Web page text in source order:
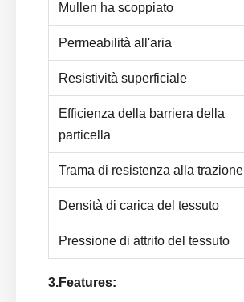
Mullen ha scoppiato
Permeabilità all'aria
Resistività superficiale
Efficienza della barriera della
particella
Trama di resistenza alla trazione
Densità di carica del tessuto
Pressione di attrito del tessuto
3.Features: